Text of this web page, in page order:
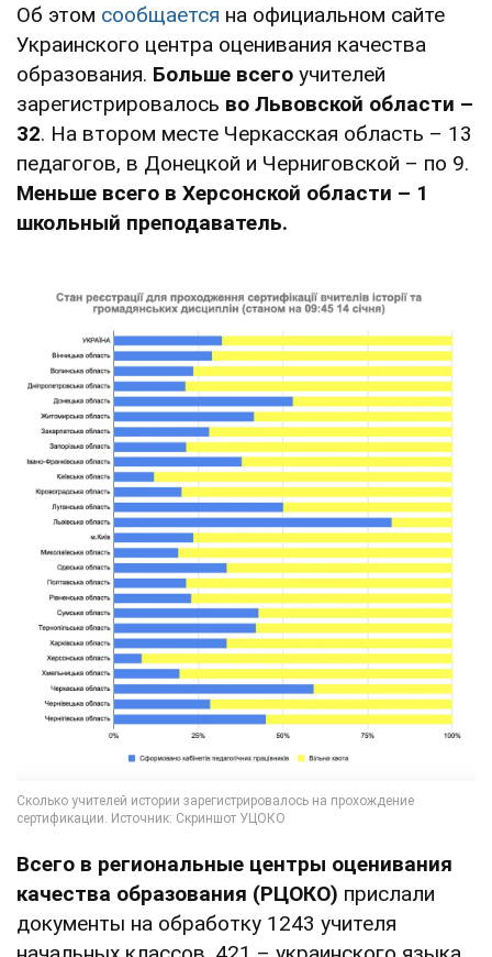
Об этом сообщается на официальном сайте
Украинского центра оценивания качества
образования. Больше всего учителей
зарегистрировалось во Львовской области –
32. На втором месте Черкасская область – 13
педагогов, в Донецкой и Черниговской – по 9.
Меньше всего в Херсонской области – 1
школьный преподаватель.
Всего в региональные центры оценивания
качества образования (РЦОКО) прислали
документы на обработку 1243 учителя